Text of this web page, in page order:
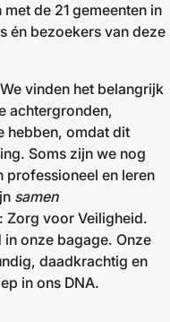
de 21 gemeenten in
én bezoekers van deze
vinden het belangrijk
achtergronden,
hebben, omdat dit
Soms zijn we nog
professioneel en leren
samen
Zorg voor Veiligheid.
onze bagage. Onze
daadkrachtig en
in ons DNA.